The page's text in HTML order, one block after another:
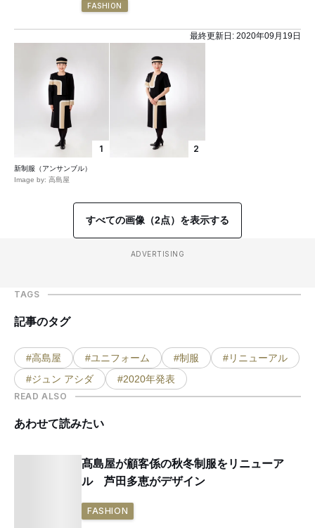
FASHION
最終更新日: 2020年09月19日
1
新制服（アンサンブル）
Image by: 高島屋
2
すべての画像（2点）を表示する
ADVERTISING
TAGS
記事のタグ
#高島屋 #ユニフォーム #制服
#リニューアル
#ジュン アシダ
#2020年発表
READ ALSO
あわせて読みたい
髙島屋が顧客係の秋冬制服をリニューア
ル 芦田多恵がデザイン
FASHION